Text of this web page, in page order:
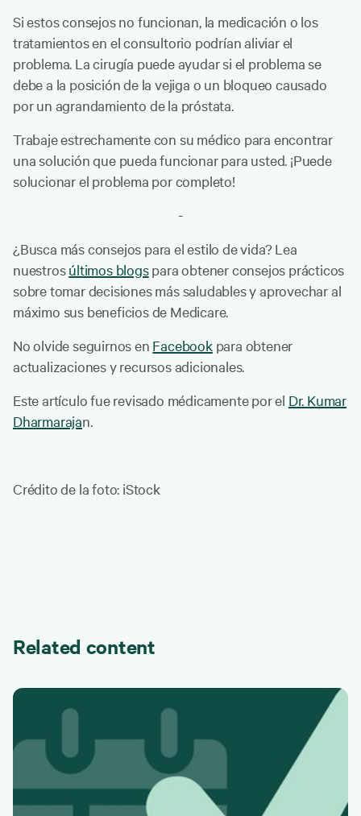
Si estos consejos no funcionan, la medicación o los
tratamientos en el consultorio podrían aliviar el
problema. La cirugía puede ayudar si el problema se
debe a la posición de la vejiga o un bloqueo causado
por un agrandamiento de la próstata.
Trabaje estrechamente con su médico para encontrar
una solución que pueda funcionar para usted. ¡Puede
solucionar el problema por completo!
-
¿Busca más consejos para el estilo de vida? Lea
nuestrosúltimos blogspara obtener consejos prácticos
sobre tomar decisiones más saludables y aprovechar al
máximo sus beneficios de Medicare.
No olvide seguirnos en Facebookpara obtener
actualizaciones y recursos adicionales.
Este artículo fue revisado médicamente por el Dr. Kumar
Dharmarajan.
Crédito de la foto: iStock
Related content